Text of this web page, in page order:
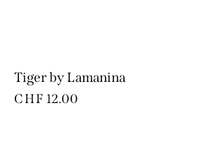
Tiger by Lamanina
CHF 12.00